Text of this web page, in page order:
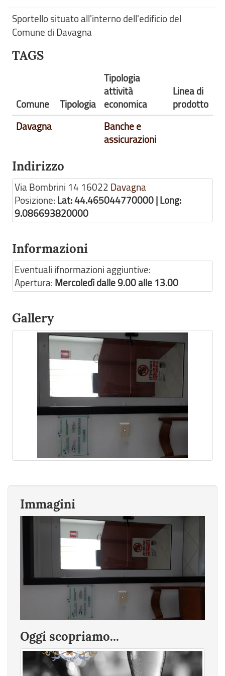
Sportello situato all'interno dell'edificio del
Comune di Davagna
TAGS
Comune Tipologia
Tipologia
attività
economica
Linea di
prodotto
Davagna
Banche e
assicurazioni
Indirizzo
Via Bombrini 14 16022 Davagna
Posizione: Lat: 44.465044770000 | Long:
9.086693820000
Informazioni
Eventuali ifnormazioni aggiuntive:
Apertura: Mercoledì dalle 9.00 alle 13.00
Gallery
Immagini
Oggi scopriamo...